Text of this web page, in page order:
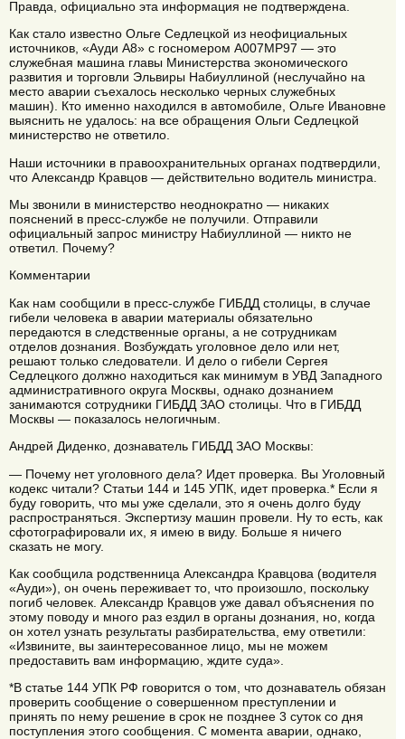
Правда, официально эта информация не подтверждена.
Как стало известно Ольге Седлецкой из неофициальных
источников, «Ауди А8» с госномером А007МР97 — это
служебная машина главы Министерства экономического
развития и торговли Эльвиры Набиуллиной (неслучайно на
место аварии съехалось несколько черных служебных
машин). Кто именно находился в автомобиле, Ольге Ивановне
выяснить не удалось: на все обращения Ольги Седлецкой
министерство не ответило.
Наши источники в правоохранительных органах подтвердили,
что Александр Кравцов — действительно водитель министра.
Мы звонили в министерство неоднократно — никаких
пояснений в пресс-службе не получили. Отправили
официальный запрос министру Набиуллиной — никто не
ответил. Почему?
Комментарии
Как нам сообщили в пресс-службе ГИБДД столицы, в случае
гибели человека в аварии материалы обязательно
передаются в следственные органы, а не сотрудникам
отделов дознания. Возбуждать уголовное дело или нет,
решают только следователи. И дело о гибели Сергея
Седлецкого должно находиться как минимум в УВД Западного
административного округа Москвы, однако дознанием
занимаются сотрудники ГИБДД ЗАО столицы. Что в ГИБДД
Москвы — показалось нелогичным.
Андрей Диденко, дознаватель ГИБДД ЗАО Москвы:
— Почему нет уголовного дела? Идет проверка. Вы Уголовный
кодекс читали? Статьи 144 и 145 УПК, идет проверка.* Если я
буду говорить, что мы уже сделали, это я очень долго буду
распространяться. Экспертизу машин провели. Ну то есть, как
сфотографировали их, я имею в виду. Больше я ничего
сказать не могу.
Как сообщила родственница Александра Кравцова (водителя
«Ауди»), он очень переживает то, что произошло, поскольку
погиб человек. Александр Кравцов уже давал объяснения по
этому поводу и много раз ездил в органы дознания, но, когда
он хотел узнать результаты разбирательства, ему ответили:
«Извините, вы заинтересованное лицо, мы не можем
предоставить вам информацию, ждите суда».
*В статье 144 УПК РФ говорится о том, что дознаватель обязан
проверить сообщение о совершенном преступлении и
принять по нему решение в срок не позднее 3 суток со дня
поступления этого сообщения. С момента аварии, однако,